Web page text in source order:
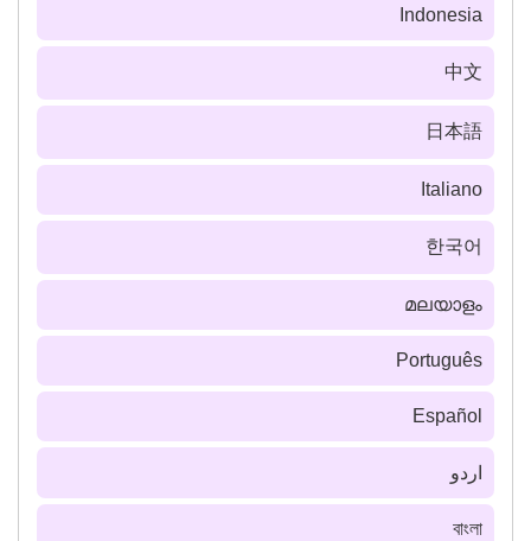
Indonesia
中文
日本語
Italiano
한국어
മലയാളം
Português
Español
اردو
বাংলা